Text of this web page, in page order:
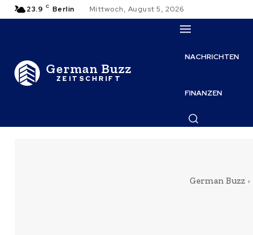
23.9 C Berlin Mittwoch, August 5, 2026
German Buzz
ZEITSCHRIFT
NACHRICHTEN
FINANZEN
German Buzz